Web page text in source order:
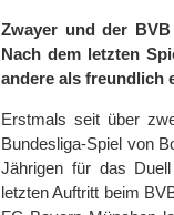
Zwayer und der
Nach dem letzten
andere als freundlich
Erstmals seit über
Bundesliga-Spiel von
Jährigen für das
letzten Auftritt beim